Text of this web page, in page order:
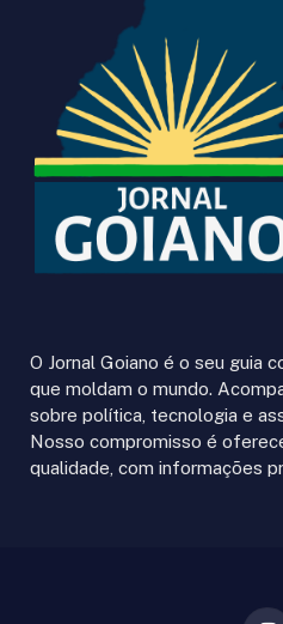
O Jornal Goiano é o seu guia
que moldam o mundo.
sobre política, tecnologia e
Nosso compromisso é
qualidade, com informações